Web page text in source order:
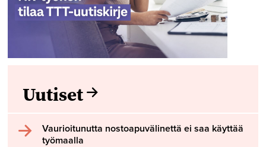
Uutiset
Vaurioitunutta nostoapuvälinettä ei saa käyttää
työmaalla